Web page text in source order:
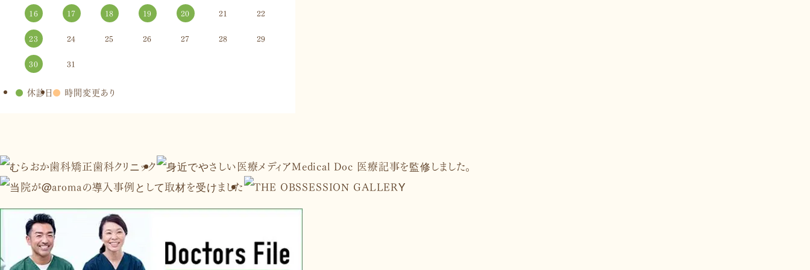
16
17 18 19 20 21
22
23
24 25 26 27 28
29
30
31
● 休診日● 時間変更あり